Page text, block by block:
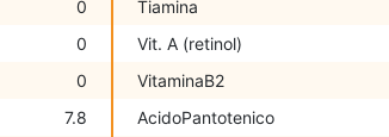
0
0
0
7.8
Tiamina
Vit. A (retinol)
VitaminaB2
AcidoPantotenico